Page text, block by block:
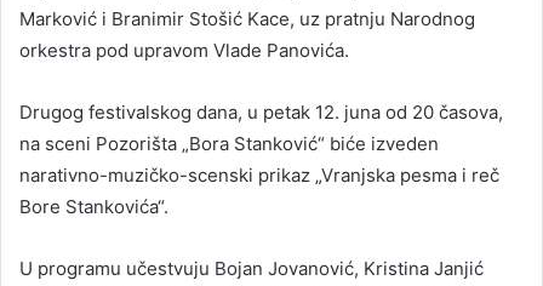
Marković i Branimir Stošić Kace, uz pratnju Narodnog
orkestra pod upravom Vlade Panovića.
Drugog festivalskog dana, u petak 12. juna od 20 časova,
na sceni Pozorišta „Bora Stanković“ biće izveden
narativno-muzičko-scenski prikaz „Vranjska pesma i reč
Bore Stankovića“.
U programu učestvuju Bojan Jovanović, Kristina Janjić